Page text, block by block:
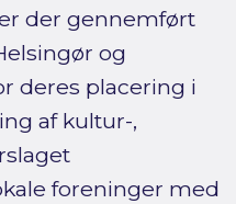
der gennemført
og
deres placering i
af kultur-,
foreninger med